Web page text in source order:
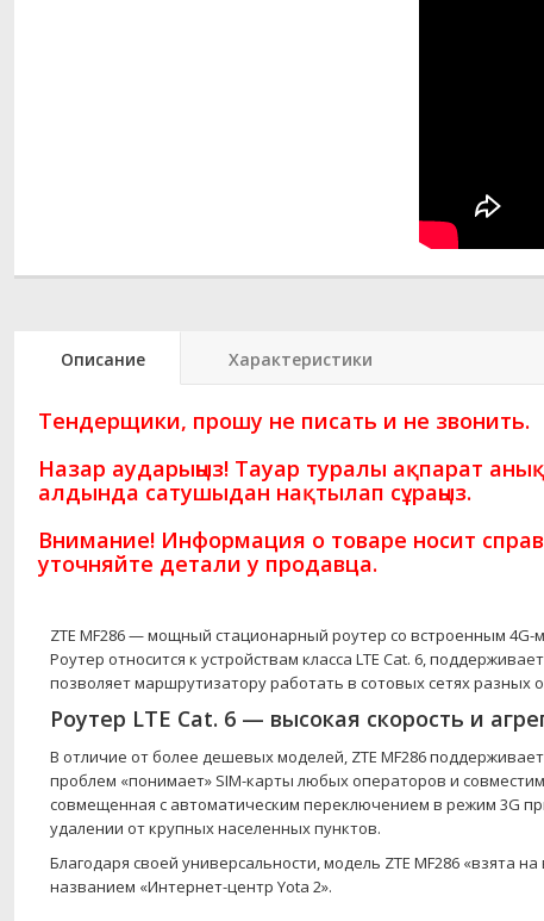
Описание Характеристики
Тендерщики, прошу не писать и не звонить.
Назар аударыңыз! Тауар туралы ақпарат
алдында сатушыдан нақтылап сұраңыз.
Внимание! Информация о товаре носит
уточняйте детали у продавца.
ZTE MF286 — мощный стационарный роутер со встроенным
Роутер относится к устройствам класса LTE Cat. 6,
позволяет маршрутизатору работать в сотовых сетях
Роутер LTE Cat. 6 — высокая скорость и
В отличие от более дешевых моделей, ZTE MF286
проблем «понимает» SIM-карты любых операторов и
совмещенная с автоматическим переключением в режим 3G
удалении от крупных населенных пунктов.
Благодаря своей универсальности, модель ZTE MF286
названием «Интернет-центр Yota 2».